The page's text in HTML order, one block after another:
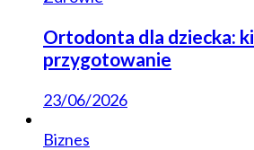
Ortodonta dla dziecka:
przygotowanie
23/06/2026
Biznes